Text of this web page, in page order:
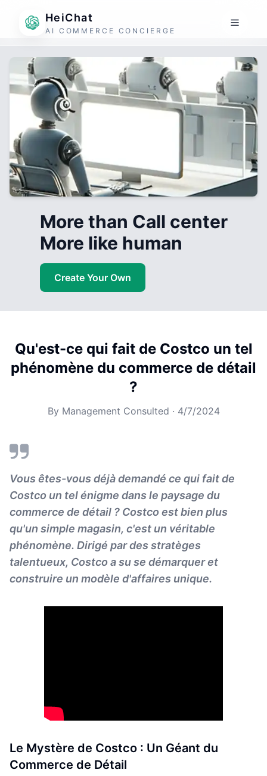
HeiChat
AI COMMERCE CONCIERGE
More than Call center
More like human
Create Your Own
Qu'est-ce qui fait de Costco un tel
phénomène du commerce de détail
?
By Management Consulted · 4/7/2024
Vous êtes-vous déjà demandé ce qui fait de
Costco un tel énigme dans le paysage du
commerce de détail ? Costco est bien plus
qu'un simple magasin, c'est un véritable
phénomène. Dirigé par des stratèges
talentueux, Costco a su se démarquer et
construire un modèle d'affaires unique.
Le Mystère de Costco : Un Géant du
Commerce de Détail